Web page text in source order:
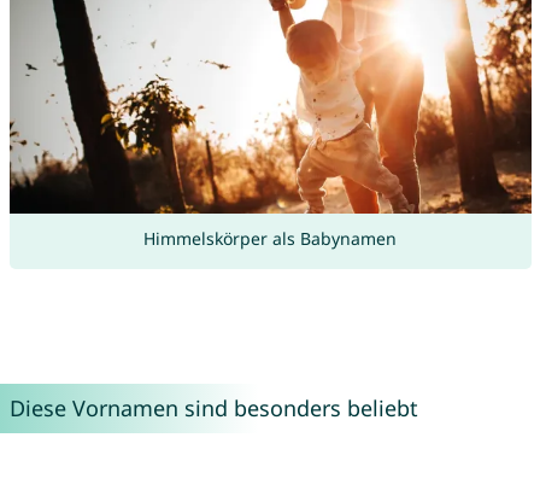
Himmelskörper als Babynamen
Diese Vornamen sind besonders beliebt